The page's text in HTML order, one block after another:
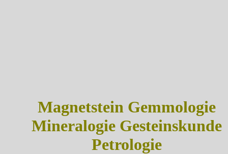
Magnetstein Gemmologie
Mineralogie Gesteinskunde
Petrologie